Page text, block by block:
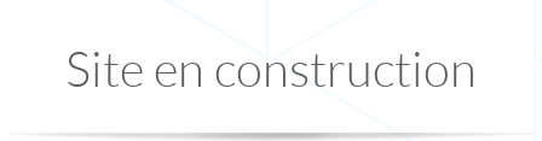
Site en construction